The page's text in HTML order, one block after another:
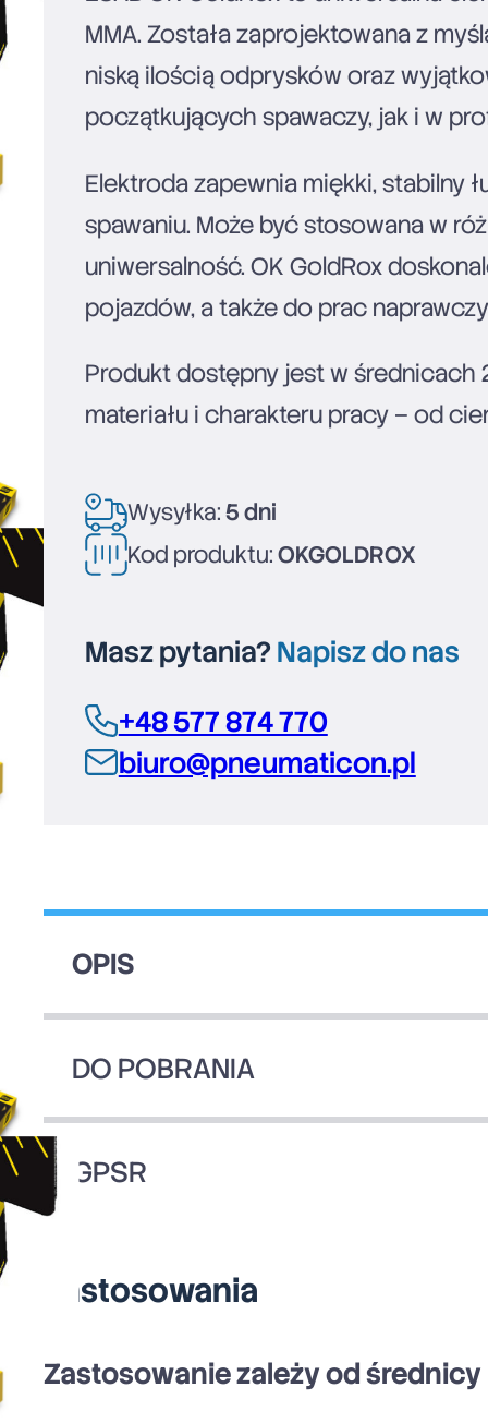
MMA. Została zaprojektowana z
niską ilością odprysków oraz
początkujących spawaczy, jak i w
Elektroda zapewnia miękki, stabilny
spawaniu. Może być stosowana w
uniwersalność. OK GoldRox
pojazdów, a także do prac
Produkt dostępny jest w średnicach
materiału i charakteru pracy – od
Wysyłka:5 dni
Kod produktu:OKGOLDROX
Masz pytania? Napisz do nas
+48 577 874 770
biuro@pneumaticon.pl
OPIS
DO POBRANIA
GPSR
Zastosowania
Zastosowanie zależy od